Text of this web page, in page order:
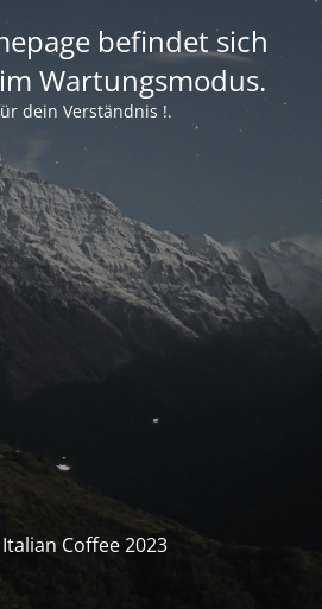
befindet sich
Wartungsmodus.
dein Verständnis !.
Coffee 2023